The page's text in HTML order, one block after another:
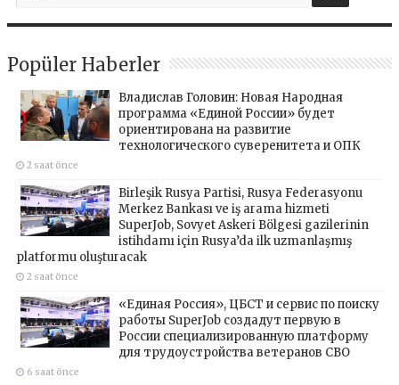
Popüler Haberler
Владислав Головин: Новая Народная
программа «Единой России» будет
ориентирована на развитие
технологического суверенитета и ОПК
2 saat önce
Birleşik Rusya Partisi, Rusya Federasyonu
Merkez Bankası ve iş arama hizmeti
SuperJob, Sovyet Askeri Bölgesi gazilerinin
istihdamı için Rusya’da ilk uzmanlaşmış
platformu oluşturacak
2 saat önce
«Единая Россия», ЦБСТ и сервис по поиску
работы SuperJob создадут первую в
России специализированную платформу
для трудоустройства ветеранов СВО
6 saat önce